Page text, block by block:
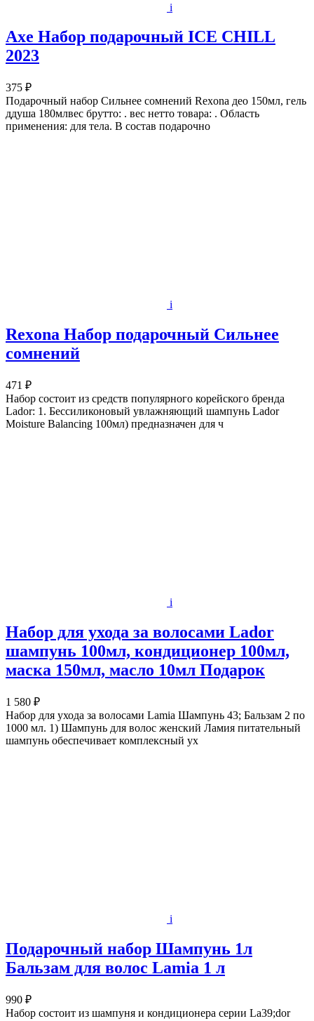
i
Axe Набор подарочный ICE CHILL
2023
375 ₽
Подарочный набор Сильнее сомнений Rexona део 150мл, гель
ддуша 180млвес брутто: . вес нетто товара: . Область
применения: для тела. В состав подарочно
i
Rexona Набор подарочный Сильнее
сомнений
471 ₽
Набор состоит из средств популярного корейского бренда
Lador: 1. Бессиликоновый увлажняющий шампунь Lador
Moisture Balancing 100мл) предназначен для ч
i
Набор для ухода за волосами Lador
шампунь 100мл, кондиционер 100мл,
маска 150мл, масло 10мл Подарок
1 580 ₽
Набор для ухода за волосами Lamia Шампунь 43; Бальзам 2 по
1000 мл. 1) Шампунь для волос женский Ламия питательный
шампунь обеспечивает комплексный ух
i
Подарочный набор Шампунь 1л
Бальзам для волос Lamia 1 л
990 ₽
Набор состоит из шампуня и кондиционера серии La39;dor